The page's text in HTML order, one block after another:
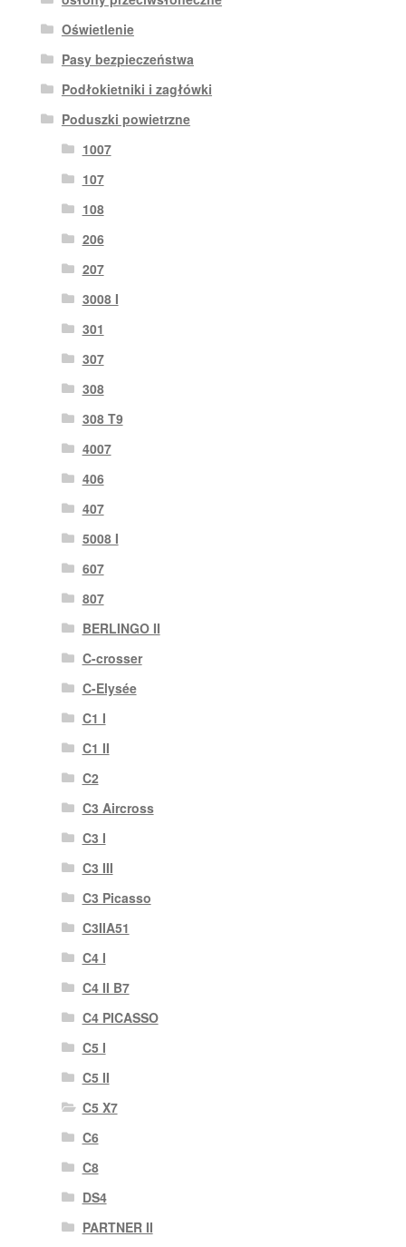
Oświetlenie
Pasy bezpieczeństwa
Podłokietniki i zagłówki
Poduszki powietrzne
1007
107
108
206
207
3008 I
301
307
308
308 T9
4007
406
407
5008 I
607
807
BERLINGO II
C-crosser
C-Elysée
C1 I
C1 II
C2
C3 Aircross
C3 I
C3 III
C3 Picasso
C3IIA51
C4 I
C4 II B7
C4 PICASSO
C5 I
C5 II
C5 X7
C6
C8
DS4
PARTNER II